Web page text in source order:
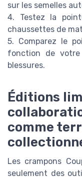
sur les semelles
4. Testez la
chaussettes de
5. Comparez le
fonction de
blessures.
Éditions
comme
Les crampons
seulement des